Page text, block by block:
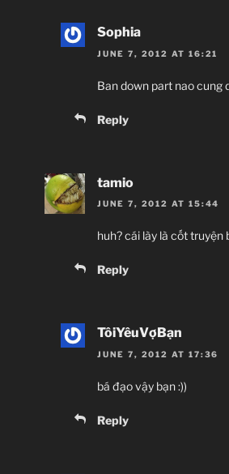
Sophia
JUNE 7, 2012 AT 16:21
Ban down part nao cung
Reply
tamio
JUNE 7, 2012 AT 15:44
huh? cái lày là cốt
Reply
TôiYêuVợBạn
JUNE 7, 2012 AT 17:36
bá đạo vậy bạn :))
Reply